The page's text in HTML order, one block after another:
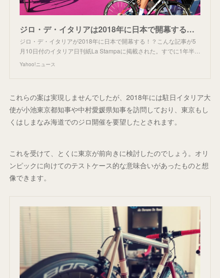
ジロ・デ・イタリアは2018年に日本で開幕する！？（宮本あさか） - エキスパート - Yahoo!ニュース
ジロ・デ・イタリアが2018年に日本で開幕する！？こんな記事が5
月10日付のイタリア日刊紙La Stampaに掲載された。すでに1年半…
Yahoo!ニュース
これらの案は実現しませんでしたが、2018年には駐日イタリア大
使が小池東京都知事や中村愛媛県知事を訪問しており、東京もし
くはしまなみ海道でのジロ開催を要望したとされます。
これを受けて、とくに東京が前向きに検討したのでしょう。オリ
ンピックに向けてのテストケース的な意味合いがあったものと想
像できます。